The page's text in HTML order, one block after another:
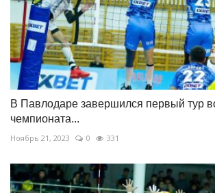
В Павлодаре завершился первый тур
чемпионата...
Ноябрь 21, 2023 0 331